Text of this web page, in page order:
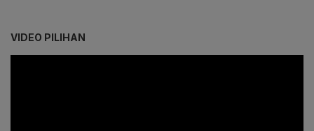
VIDEO PILIHAN